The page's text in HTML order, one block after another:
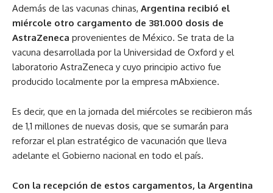
Además de las vacunas chinas, Argentina recibió el
miércole otro cargamento de 381.000 dosis de
AstraZeneca provenientes de México​. Se trata de la
vacuna desarrollada por la Universidad de Oxford y el
laboratorio AstraZeneca y cuyo principio activo fue
producido localmente por la empresa mAbxience.
Es decir, que en la jornada del miércoles se recibieron más
de 1,1 millones de nuevas dosis, que se sumarán para
reforzar el plan estratégico de vacunación que lleva
adelante el Gobierno nacional en todo el país.
Con la recepción de estos cargamentos, la Argentina